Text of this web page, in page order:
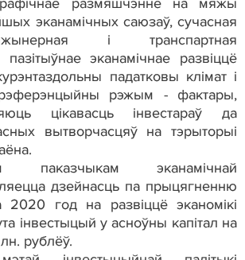
эканамічных саюзаў, сучасная
і транспартная
пазітыўнае эканамічнае развіццё
падатковы клімат і
рэжым - фактары,
цікавасць інвестараў да
вытворчасцяў на тэрыторыі
паказчыкам эканамічнай
дзейнасць па прыцягненню
2020 год на развіццё эканомікі
інвестыцый у асноўны капітал на
рублёў.